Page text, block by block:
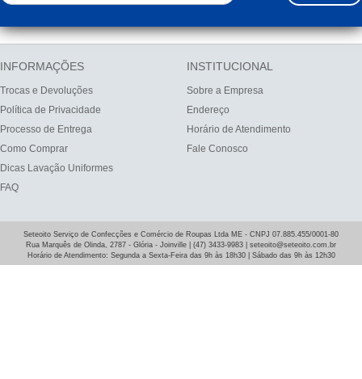
INFORMAÇÕES
Trocas e Devoluções
Política de Privacidade
Processo de Entrega
Como Comprar
Dicas Lavação Uniformes
FAQ
INSTITUCIONAL
Sobre a Empresa
Endereço
Horário de Atendimento
Fale Conosco
Seteoito Serviço de Confecções e Comércio de Roupas Ltda ME - CNPJ 07.885.455/0001-80
Rua Marquês de Olinda, 2787 - Glória - Joinville | (47) 3433-9983 | seteoito@seteoito.com.br
Horário de Atendimento: Segunda a Sexta-Feira das 9h às 18h30 | Sábado das 9h às 12h30